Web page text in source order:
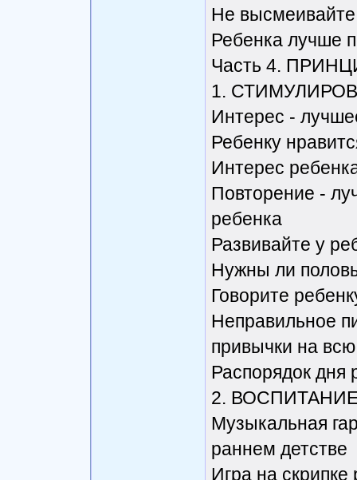
Не высмеивайте
Ребенка лучше
Часть 4.
1.
Интерес -
Ребенку
Интерес
Повторение -
ребенка
Развивайте у
Нужны ли
Говорите
Неправильное
привычки на
Распорядок дня
2.
Музыкальная
раннем детстве
Игра на